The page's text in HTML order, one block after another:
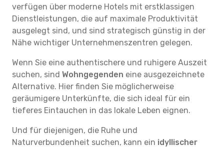
verfügen über moderne Hotels mit erstklassigen
Dienstleistungen, die auf maximale Produktivität
ausgelegt sind, und sind strategisch günstig in der
Nähe wichtiger Unternehmenszentren gelegen.
Wenn Sie eine authentischere und ruhigere Auszeit
suchen, sind Wohngegenden eine ausgezeichnete
Alternative. Hier finden Sie möglicherweise
geräumigere Unterkünfte, die sich ideal für ein
tieferes Eintauchen in das lokale Leben eignen.
Und für diejenigen, die Ruhe und
Naturverbundenheit suchen, kann ein idyllischer